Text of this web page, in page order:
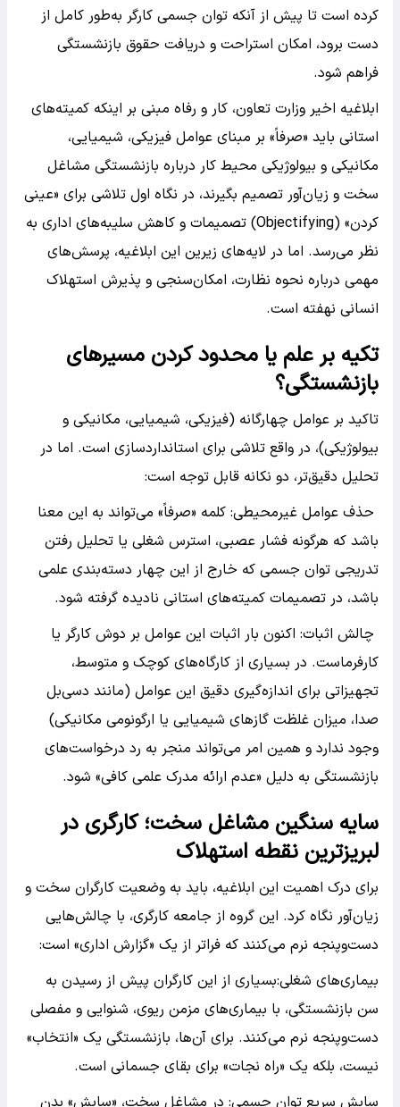
کرده است تا پیش از آنکه توان جسمی کارگر به‌طور کامل از
دست برود، امکان استراحت و دریافت حقوق بازنشستگی
فراهم شود.
ابلاغیه اخیر وزارت تعاون، کار و رفاه مبنی بر اینکه کمیته‌های
استانی باید «صرفاً» بر مبنای عوامل فیزیکی، شیمیایی،
مکانیکی و بیولوژیکی محیط کار درباره بازنشستگی مشاغل
سخت و زیان‌آور تصمیم بگیرند، در نگاه اول تلاشی برای «عینی
کردن» (Objectifying) تصمیمات و کاهش سلیبه‌های اداری به
نظر می‌رسد. اما در لایه‌های زیرین این ابلاغیه، پرسش‌های
مهمی درباره نحوه نظارت، امکان‌سنجی و پذیرش استهلاک
انسانی نهفته است.
تکیه بر علم یا محدود کردن مسیرهای
بازنشستگی؟
تاکید بر عوامل چهارگانه (فیزیکی، شیمیایی، مکانیکی و
بیولوژیکی)، در واقع تلاشی برای استانداردسازی است. اما در
تحلیل دقیق‌تر، دو نکانه قابل توجه است:
حذف عوامل غیرمحیطی: کلمه «صرفاً» می‌تواند به این معنا
باشد که هرگونه فشار عصبی، استرس شغلی یا تحلیل رفتن
تدریجی توان جسمی که خارج از این چهار دسته‌بندی علمی
باشد، در تصمیمات کمیته‌های استانی نادیده گرفته شود.
چالش اثبات: اکنون بار اثبات این عوامل بر دوش کارگر یا
کارفرماست. در بسیاری از کارگاه‌های کوچک و متوسط،
تجهیزاتی برای اندازه‌گیری دقیق این عوامل (مانند دسی‌بل
صدا، میزان غلظت گازهای شیمیایی یا ارگونومی مکانیکی)
وجود ندارد و همین امر می‌تواند منجر به رد درخواست‌های
بازنشستگی به دلیل «عدم ارائه مدرک علمی کافی» شود.
سایه سنگین مشاغل سخت؛ کارگری در
لبریزترین نقطه استهلاک
برای درک اهمیت این ابلاغیه، باید به وضعیت کارگران سخت و
زیان‌آور نگاه کرد. این گروه از جامعه کارگری، با چالش‌هایی
دست‌و‌پنجه نرم می‌کنند که فراتر از یک «گزارش اداری» است:
بیماری‌های شغلی:بسیاری از این کارگران پیش از رسیدن به
سن بازنشستگی، با بیماری‌های مزمن ریوی، شنوایی و مفصلی
دست‌و‌پنجه نرم می‌کنند. برای آن‌ها، بازنشستگی یک «انتخاب»
نیست، بلکه یک «راه نجات» برای بقای جسمانی است.
سایش سریع توان جسمی: در مشاغل سخت، «سایش» بدن